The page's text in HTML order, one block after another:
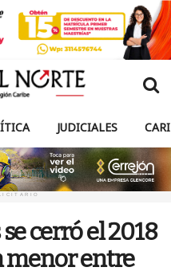
JUDICIALES
cerró el 2018
menor entre